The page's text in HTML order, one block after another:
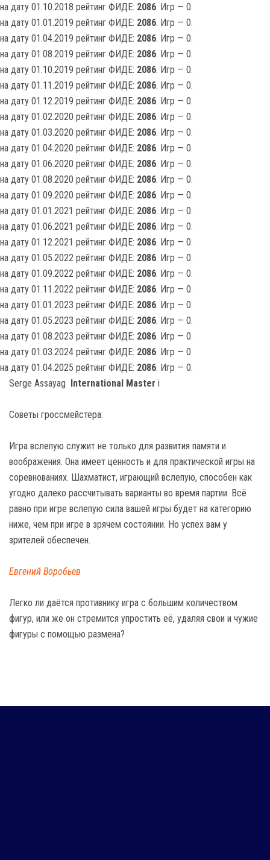
на дату 01.10.2018 рейтинг ФИДЕ: 2086. Игр — 0.
на дату 01.01.2019 рейтинг ФИДЕ: 2086. Игр — 0.
на дату 01.04.2019 рейтинг ФИДЕ: 2086. Игр — 0.
на дату 01.08.2019 рейтинг ФИДЕ: 2086. Игр — 0.
на дату 01.10.2019 рейтинг ФИДЕ: 2086. Игр — 0.
на дату 01.11.2019 рейтинг ФИДЕ: 2086. Игр — 0.
на дату 01.12.2019 рейтинг ФИДЕ: 2086. Игр — 0.
на дату 01.02.2020 рейтинг ФИДЕ: 2086. Игр — 0.
на дату 01.03.2020 рейтинг ФИДЕ: 2086. Игр — 0.
на дату 01.04.2020 рейтинг ФИДЕ: 2086. Игр — 0.
на дату 01.06.2020 рейтинг ФИДЕ: 2086. Игр — 0.
на дату 01.08.2020 рейтинг ФИДЕ: 2086. Игр — 0.
на дату 01.09.2020 рейтинг ФИДЕ: 2086. Игр — 0.
на дату 01.01.2021 рейтинг ФИДЕ: 2086. Игр — 0.
на дату 01.06.2021 рейтинг ФИДЕ: 2086. Игр — 0.
на дату 01.12.2021 рейтинг ФИДЕ: 2086. Игр — 0.
на дату 01.05.2022 рейтинг ФИДЕ: 2086. Игр — 0.
на дату 01.09.2022 рейтинг ФИДЕ: 2086. Игр — 0.
на дату 01.11.2022 рейтинг ФИДЕ: 2086. Игр — 0.
на дату 01.01.2023 рейтинг ФИДЕ: 2086. Игр — 0.
на дату 01.05.2023 рейтинг ФИДЕ: 2086. Игр — 0.
на дату 01.08.2023 рейтинг ФИДЕ: 2086. Игр — 0.
на дату 01.03.2024 рейтинг ФИДЕ: 2086. Игр — 0.
на дату 01.04.2025 рейтинг ФИДЕ: 2086. Игр — 0.
Serge Assayag International Master i
Советы гроссмейстера:
Игра вслепую служит не только для развития памяти и
воображения. Она имеет ценность и для практической игры на
соревнованиях. Шахматист, играющий вслепую, способен как
угодно далеко рассчитывать варианты во время партии. Всё
равно при игре вслепую сила вашей игры будет на категорию
ниже, чем при игре в зрячем состоянии. Но успех вам у
зрителей обеспечен.
Евгений Воробьев
Легко ли даётся противнику игра с большим количеством
фигур, или же он стремится упростить её, удаляя свои и чужие
фигуры с помощью размена?